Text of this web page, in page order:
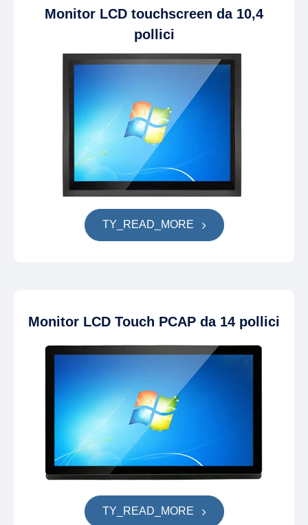
Monitor LCD touchscreen da 10,4
pollici
TY_READ_MORE
Monitor LCD Touch PCAP da 14 pollici
TY_READ_MORE